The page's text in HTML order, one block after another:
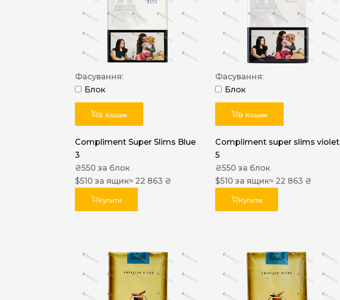
Фасування:
Блок
В Кошик
Compliment Super Slims Blue
3
₴550 за блок
$510 за ящик≈ 22 863 ₴
Купити
Фасування:
Блок
В Кошик
Compliment super slims violet
5
₴550 за блок
$510 за ящик≈ 22 863 ₴
Купити